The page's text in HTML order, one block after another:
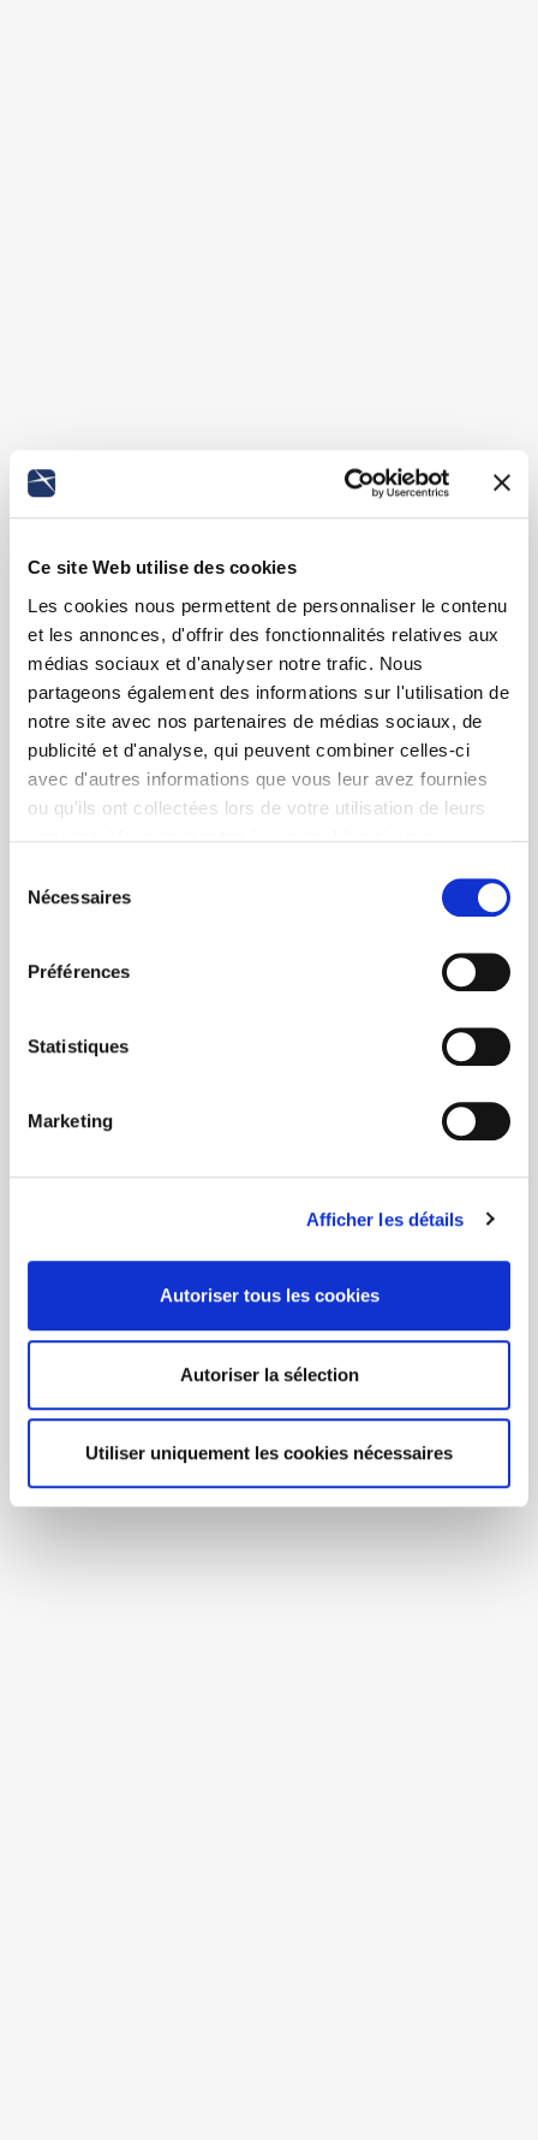
Ce site Web utilise des cookies
Les cookies nous permettent de personnaliser le contenu
et les annonces, d'offrir des fonctionnalités relatives aux
médias sociaux et d'analyser notre trafic. Nous
partageons également des informations sur l'utilisation de
notre site avec nos partenaires de médias sociaux, de
publicité et d'analyse, qui peuvent combiner celles-ci
avec d'autres informations que vous leur avez fournies
ou qu'ils ont collectées lors de votre utilisation de leurs
Nécessaires
Préférences
Statistiques
Marketing
Afficher les détails
Autoriser tous les cookies
Autoriser la sélection
Utiliser uniquement les cookies nécessaires